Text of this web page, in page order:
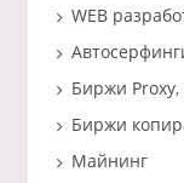
WEB
Биржи Proxy,
Биржи
Майнинг